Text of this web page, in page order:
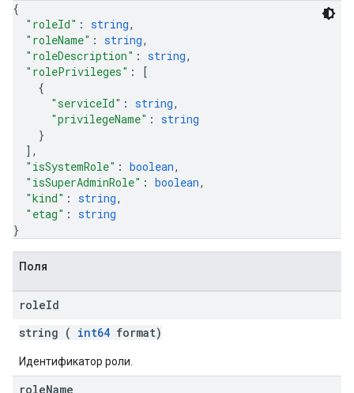
{
"roleId" : string,
"roleName" : string,
"roleDescription" : string,
"rolePrivileges" :
[
{
"serviceId" : string,
"privilegeName" : string
}
] ,
"isSystemRole" : boolean,
"isSuperAdminRole" : boolean,
"kind" : string,
"etag" : string
}
Поля
roleId
string ( int64 format)
Идентификатор роли.
roleName